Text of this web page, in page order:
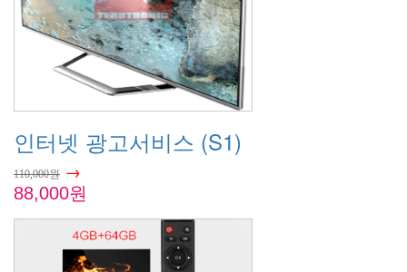
인터넷 광고서비스 (S1)
110,000원 →
88,000원